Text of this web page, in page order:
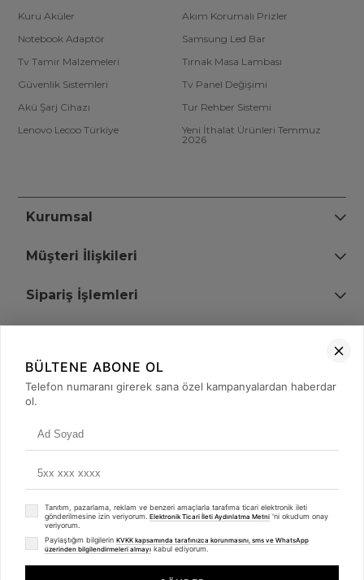
Kuru Aküler
Akım Korumalı Prizler
Notebook Adaptör
Samsung Led Bar
Tv Tamir Malzemeleri
Tırnak Masa Lambası
Güvenlik Sistemleri
Tv Panel Değişimi
Akü Şarj Cihazı
Tur Rehber Sistemi
Lenovo Lecoo Türkiye
Yeni İthalat Ürünleri Temmuz
2026
Kurumsal
Müşteri İlişkileri
Sipariş İşlemleri
+90 (850) 473 08 08
© 2008 - 2026merterelektronik.com
Whatsapp
BÜLTENE ABONE OL
Telefon numaranı girerek sana özel kampanyalardan haberdar
ol.
Tanıtım, pazarlama, reklam ve benzeri amaçlarla tarafıma ticari elektronik ileti
gönderilmesine izin veriyorum. Elektronik Ticari İleti Aydınlatma Metni 'ni okudum onay
veriyorum.
Paylaştığım bilgilerin KVKK kapsamında tarafınızca korunmasını, sms ve WhatsApp
üzerinden bilgilendirmeleri almayı kabul ediyorum.